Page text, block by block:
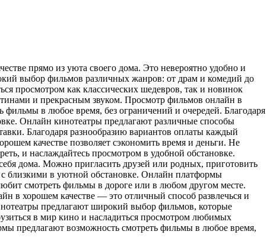
прямо из уюта своего дома. Это невероятно удобно и
выбор фильмов различных жанров: от драм и комедий до
просмотром как классических шедевров, так и новинок
и прекрасным звуком. Просмотр фильмов онлайн в
в любое время, без ограничений и очередей. Благодаря
Онлайн кинотеатры предлагают различные способы
Благодаря разнообразию вариантов оплаты каждый
качестве позволяет сэкономить время и деньги. Не
и наслаждайтесь просмотром в удобной обстановке.
дома. Можно пригласить друзей или родных, приготовить
с близкими в уютной обстановке. Онлайн платформы
смотреть фильмы в дороге или в любом другом месте.
в хорошем качестве — это отличный способ развлечься и
предлагают широкий выбор фильмов, которые
в мир кино и насладиться просмотром любимых
предлагают возможность смотреть фильмы в любое время,